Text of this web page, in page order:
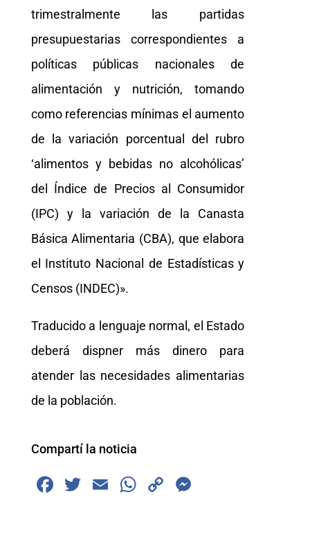
trimestralmente las partidas
presupuestarias correspondientes a
políticas públicas nacionales de
alimentación y nutrición, tomando
como referencias mínimas el aumento
de la variación porcentual del rubro
‘alimentos y bebidas no alcohólicas’
del Índice de Precios al Consumidor
(IPC) y la variación de la Canasta
Básica Alimentaria (CBA), que elabora
el Instituto Nacional de Estadísticas y
Censos (INDEC)».
Traducido a lenguaje normal, el Estado
deberá dispner más dinero para
atender las necesidades alimentarias
de la población.
Compartí la noticia
F
T
E
W
C